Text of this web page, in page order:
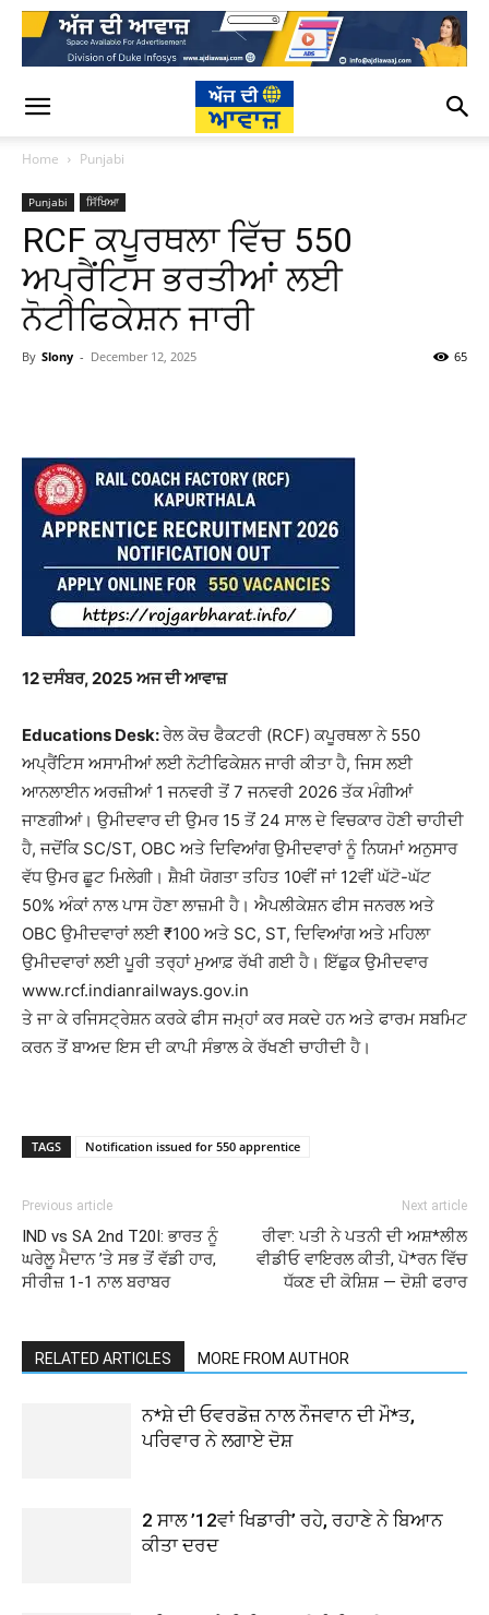
Home Punjabi
Punjabi ਸਿੱਖਿਆ
RCF ਕਪੂਰਥਲਾ ਵਿੱਚ 550
ਅਪ੍ਰੈਂਟਿਸ ਭਰਤੀਆਂ ਲਈ
ਨੋਟੀਫਿਕੇਸ਼ਨ ਜਾਰੀ
By Slony - December 12, 2025 65
12ਦਸੰਬਰ, 2025 ਅਜ ਦੀ ਆਵਾਜ਼
Educations Desk:ਰੇਲ ਕੋਚ ਫੈਕਟਰੀ (RCF) ਕਪੂਰਥਲਾ ਨੇ 550
ਅਪ੍ਰੈਂਟਿਸ ਅਸਾਮੀਆਂ ਲਈ ਨੋਟੀਫਿਕੇਸ਼ਨ ਜਾਰੀ ਕੀਤਾ ਹੈ, ਜਿਸ ਲਈ
ਆਨਲਾਈਨ ਅਰਜ਼ੀਆਂ 1 ਜਨਵਰੀ ਤੋਂ 7 ਜਨਵਰੀ 2026 ਤੱਕ ਮੰਗੀਆਂ
ਜਾਣਗੀਆਂ। ਉਮੀਦਵਾਰ ਦੀ ਉਮਰ 15 ਤੋਂ 24 ਸਾਲ ਦੇ ਵਿਚਕਾਰ ਹੋਣੀ ਚਾਹੀਦੀ
ਹੈ, ਜਦੋਂਕਿ SC/ST, OBC ਅਤੇ ਦਿਵਿਆਂਗ ਉਮੀਦਵਾਰਾਂ ਨੂੰ ਨਿਯਮਾਂ ਅਨੁਸਾਰ
ਵੱਧ ਉਮਰ ਛੂਟ ਮਿਲੇਗੀ। ਸ਼ੈਖ਼ੀ ਯੋਗਤਾ ਤਹਿਤ 10ਵੀਂ ਜਾਂ 12ਵੀਂ ਘੱਟੋ-ਘੱਟ
50% ਅੰਕਾਂ ਨਾਲ ਪਾਸ ਹੋਣਾ ਲਾਜ਼ਮੀ ਹੈ। ਐਪਲੀਕੇਸ਼ਨ ਫੀਸ ਜਨਰਲ ਅਤੇ
OBC ਉਮੀਦਵਾਰਾਂ ਲਈ ₹100 ਅਤੇ SC, ST, ਦਿਵਿਆਂਗ ਅਤੇ ਮਹਿਲਾ
ਉਮੀਦਵਾਰਾਂ ਲਈ ਪੂਰੀ ਤਰ੍ਹਾਂ ਮੁਆਫ਼ ਰੱਖੀ ਗਈ ਹੈ। ਇੱਛੁਕ ਉਮੀਦਵਾਰ
www.rcf.indianrailways.gov.in
ਤੇ ਜਾ ਕੇ ਰਜਿਸਟ੍ਰੇਸ਼ਨ ਕਰਕੇ ਫੀਸ ਜਮ੍ਹਾਂ ਕਰ ਸਕਦੇ ਹਨ ਅਤੇ ਫਾਰਮ ਸਬਮਿਟ
ਕਰਨ ਤੋਂ ਬਾਅਦ ਇਸ ਦੀ ਕਾਪੀ ਸੰਭਾਲ ਕੇ ਰੱਖਣੀ ਚਾਹੀਦੀ ਹੈ।
TAGS Notification issued for 550 apprentice
Previous article
IND vs SA 2nd T20I: ਭਾਰਤ ਨੂੰ
ਘਰੇਲੂ ਮੈਦਾਨ ’ਤੇ ਸਭ ਤੋਂ ਵੱਡੀ ਹਾਰ,
ਸੀਰੀਜ਼ 1-1 ਨਾਲ ਬਰਾਬਰ
Next article
ਰੀਵਾ: ਪਤੀ ਨੇ ਪਤਨੀ ਦੀ ਅਸ਼*ਲੀਲ
ਵੀਡੀਓ ਵਾਇਰਲ ਕੀਤੀ, ਪੋ*ਰਨ ਵਿੱਚ
ਧੱਕਣ ਦੀ ਕੋਸ਼ਿਸ਼ — ਦੋਸ਼ੀ ਫਰਾਰ
RELATED ARTICLES MORE FROM AUTHOR
ਨ*ਸ਼ੇ ਦੀ ਓਵਰਡੋਜ਼ ਨਾਲ ਨੌਜਵਾਨ ਦੀ ਮੌ*ਤ,
ਪਰਿਵਾਰ ਨੇ ਲਗਾਏ ਦੋਸ਼
2 ਸਾਲ ’12ਵਾਂ ਖਿਡਾਰੀ’ ਰਹੇ, ਰਹਾਣੇ ਨੇ ਬਿਆਨ
ਕੀਤਾ ਦਰਦ